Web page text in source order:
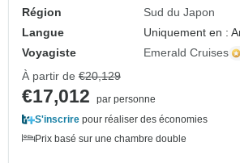
Région
Sud du Japon
Langue
Uniquement en :
Voyagiste
Emerald Cruises
À partir de €20,129
€17,012
par personne
S'inscrire pour réaliser des économies
Prix basé sur une chambre double